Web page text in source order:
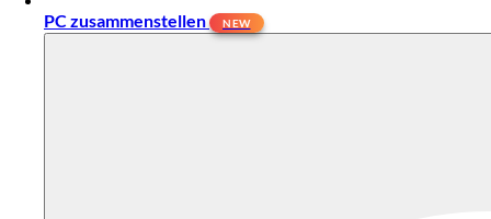
PC zusammenstellen NEW